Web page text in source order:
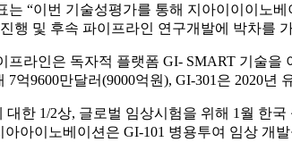
는 “이번 기술성평가를 통해 지아이이이노
행 및 후속 파이프라인 연구개발에 박차를
라인은 독자적 플랫폼 GI- SMART 기술을
7억9600만달러(9000억원), GI-301은 2020
대한 1/2상, 글로벌 임상시험을 위해 1월 한
아이노베이션은 GI-101 병용투여 임상 개